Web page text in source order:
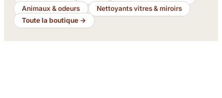
Animaux & odeurs
Nettoyants vitres & miroirs
Toute la boutique →